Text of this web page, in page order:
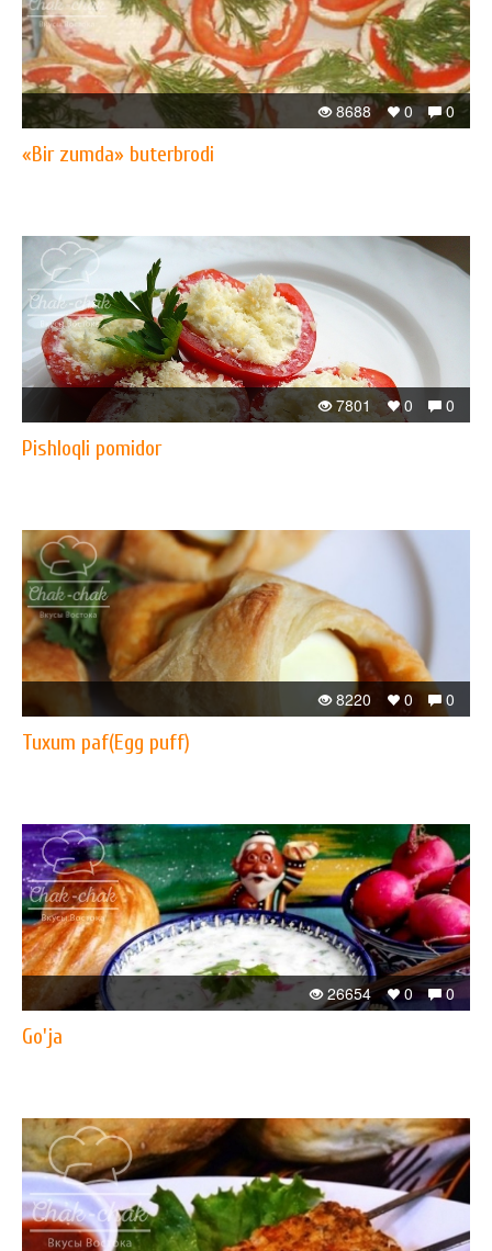
0
0
8688
«Bir zumda» buterbrodi
0
0
7801
Pishloqli pomidor
0
0
8220
Tuxum paf(Egg puff)
0
0
26654
Go'ja